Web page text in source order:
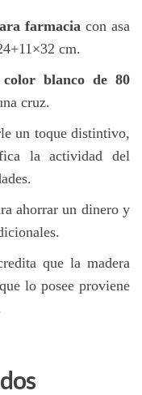
farmacia con asa
cm.
color blanco de 80
cruz.
un toque distintivo,
la actividad del
ahorrar un dinero y
que la madera
lo posee proviene